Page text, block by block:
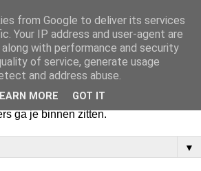
een krant op een terras en drink een
het even een boek met een
espresso. Maar dat kan ook als
ga je binnen zitten.
▼
from Google to deliver its services
Your IP address and user-agent are
with performance and security
of service, generate usage
and address abuse.
MORE GOT IT